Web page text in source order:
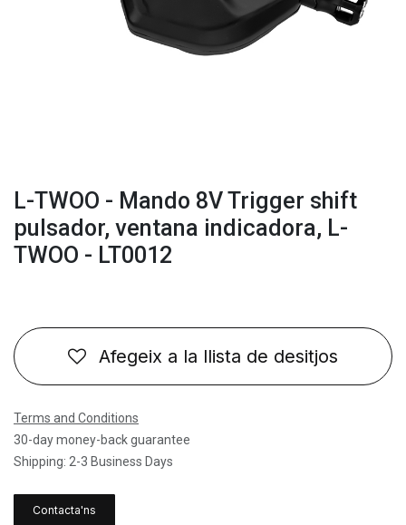
L-TWOO - Mando 8V Trigger shift
pulsador, ventana indicadora, L-
TWOO - LT0012
Afegeix a la llista de desitjos
Terms and Conditions
30-day money-back guarantee
Shipping: 2-3 Business Days
Contacta'ns